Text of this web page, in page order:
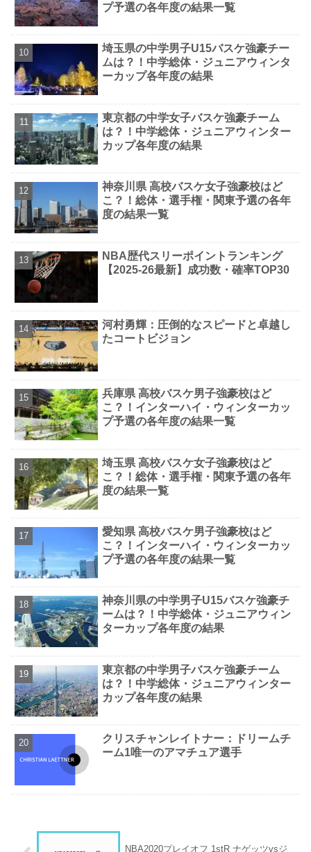
プ予選の各年度の結果一覧
埼玉県の中学男子U15バスケ強豪チー
ムは？！中学総体・ジュニアウィンタ
ーカップ各年度の結果
東京都の中学女子バスケ強豪チーム
は？！中学総体・ジュニアウィンター
カップ各年度の結果
神奈川県 高校バスケ女子強豪校はど
こ？！総体・選手権・関東予選の各年
度の結果一覧
NBA歴代スリーポイントランキング
【2025-26最新】成功数・確率TOP30
河村勇輝：圧倒的なスピードと卓越し
たコートビジョン
兵庫県 高校バスケ男子強豪校はど
こ？！インターハイ・ウィンターカッ
プ予選の各年度の結果一覧
埼玉県 高校バスケ女子強豪校はど
こ？！総体・選手権・関東予選の各年
度の結果一覧
愛知県 高校バスケ男子強豪校はど
こ？！インターハイ・ウィンターカッ
プ予選の各年度の結果一覧
神奈川県の中学男子U15バスケ強豪チ
ームは？！中学総体・ジュニアウィン
ターカップ各年度の結果
東京都の中学男子バスケ強豪チーム
は？！中学総体・ジュニアウィンター
カップ各年度の結果
クリスチャンレイトナー：ドリームチ
ーム1唯一のアマチュア選手
NBA2020プレイオフ 1stR ナゲッツvsジ